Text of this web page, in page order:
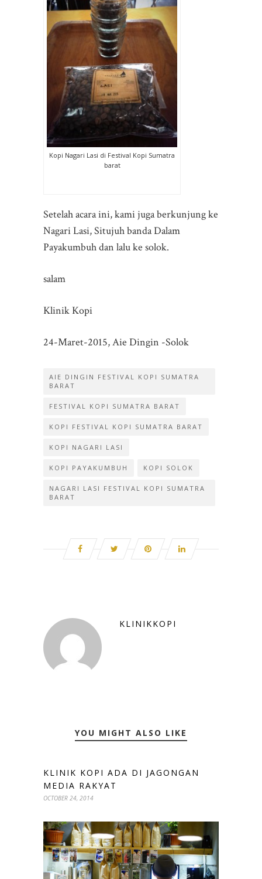
Kopi Nagari Lasi di Festival Kopi Sumatra
barat
Setelah acara ini, kami juga berkunjung ke
Nagari Lasi, Situjuh banda Dalam
Payakumbuh dan lalu ke solok.
salam
Klinik Kopi
24-Maret-2015, Aie Dingin -Solok
AIE DINGIN FESTIVAL KOPI SUMATRA
BARAT
FESTIVAL KOPI SUMATRA BARAT
KOPI FESTIVAL KOPI SUMATRA BARAT
KOPI NAGARI LASI
KOPI PAYAKUMBUH KOPI SOLOK
NAGARI LASI FESTIVAL KOPI SUMATRA
BARAT
KLINIKKOPI
YOU MIGHT ALSO LIKE
KLINIK KOPI ADA DI JAGONGAN
MEDIA RAKYAT
OCTOBER 24, 2014